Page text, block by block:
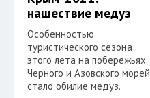
нашествие медуз
Особенностью
туристического сезона
этого лета на побережьях
Черного и Азовского морей
стало обилие медуз.